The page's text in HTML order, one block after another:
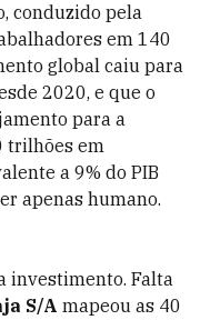
conduzido pela
em 140
global caiu para
2020, e que o
para a
trilhões em
a 9% do PIB
apenas humano.
investimento. Falta
S/A mapeou as 40